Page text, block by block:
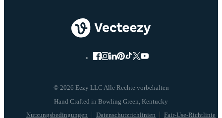
© 2026 Eezy LLC Alle Rechte vorbehalten
Nutzungsbedingungen Datenschutzrichlinien Fair-Use-Richtlinie